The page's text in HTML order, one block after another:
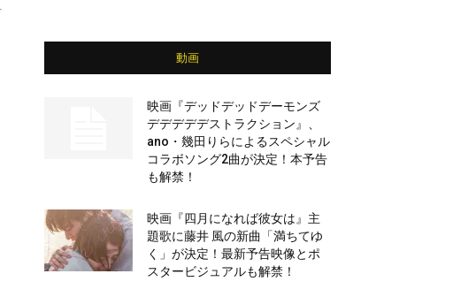
動画
映画『デッドデッドデーモンズ
デデデデデストラクション』、
ano・幾田りらによるスペシャル
コラボソング2曲が決定！本予告
も解禁！
映画『四月になれば彼女は』主
題歌に藤井 風の新曲「満ちてゆ
く」が決定！最新予告映像とポ
スタービジュアルも解禁！